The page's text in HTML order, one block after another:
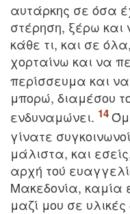
αυτάρκης σε όσα
στέρηση, ξέρω
κάθε τι, και σε
χορταίνω και να
περίσσευμα και
μπορώ, διαμέσου
ενδυναμώνει.
γίνατε
μάλιστα, και
αρχή τού
Mακεδονία, καμία
μαζί μου σε